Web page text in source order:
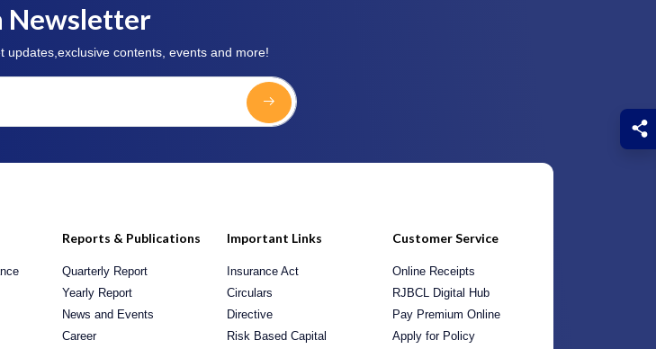
Newsletter
updates,exclusive contents, events and more!
Reports & Publications
Quarterly Report
Yearly Report
News and Events
Career
Important Links
Insurance Act
Circulars
Directive
Risk Based Capital
Customer Service
Online Receipts
RJBCL Digital Hub
Pay Premium Online
Apply for Policy